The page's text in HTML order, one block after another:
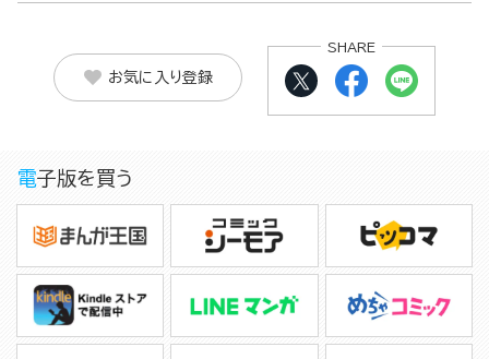
お気に入り登録
SHARE
電子版を買う